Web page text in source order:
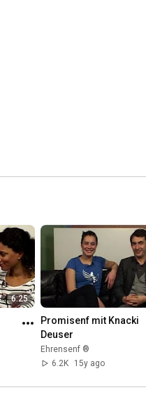
6:25
Promisenf mit Knacki
Deuser
Ehrensenf ®
6.2K
15y ago